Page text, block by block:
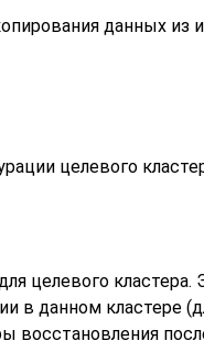
данных из
целевого
целевого
в данном кластере
восстановления